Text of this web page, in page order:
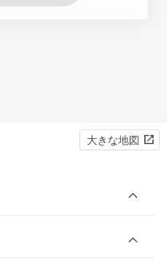
大きな地図